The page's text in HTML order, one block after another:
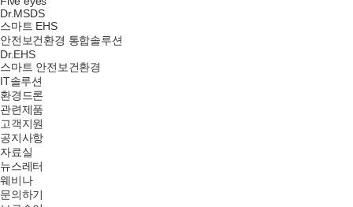
Dr.MSDS
스마트 EHS
안전보건환경 통합솔루션
Dr.EHS
스마트 안전보건환경
IT솔루션
환경드론
관련제품
고객지원
공지사항
자료실
뉴스레터
웨비나
문의하기